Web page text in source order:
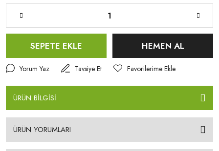
SEPETE EKLE HEMEN AL
Yorum Yaz Tavsiye Et
ÜRÜN BİLGİSİ
ÜRÜN YORUMLARI